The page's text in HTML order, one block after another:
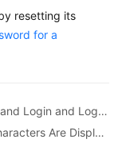
resetting its
for a
Previous topic: How Do I View Session IDs and Login and Logout Time of an RDS Database?
Next topic: What Should I Do If Garbled Characters Are Displayed After SQL Query Results Are Exported to an Excel File for My RDS Instance?